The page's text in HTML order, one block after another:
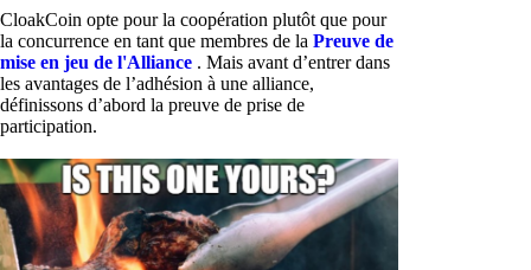
CloakCoin opte pour la coopération plutôt que pour
la concurrence en tant que membres de la Preuve de
mise en jeu de l'Alliance . Mais avant d’entrer dans
les avantages de l’adhésion à une alliance,
définissons d’abord la preuve de prise de
participation.